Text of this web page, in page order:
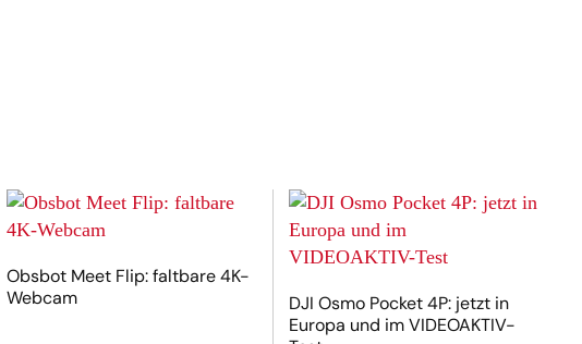
Obsbot Meet Flip: faltbare 4K-
Webcam
DJI Osmo Pocket 4P: jetzt in
Europa und im VIDEOAKTIV-